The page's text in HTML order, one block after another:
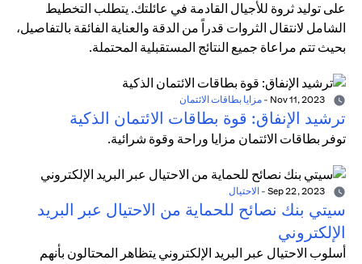
على توليد ثروة للأجيال القادمة في عائلتك. يتطلب التخطيط
الشامل لانتقال الثروات قدراً من الدقة والعناية الفائقة بالتفاصيل،
بحيث تتم مراعاة جميع النتائج المستقبلية المحتملة.
- مزايا بطاقات الائتمان
ترشيد الإنفاق: قوة بطاقات الائتمان الذكية
توفر بطاقات الائتمان مزايا وراحة وقوة شرائية.
- الاحتيال
سيتي بنك نصائح للحماية من الاحتيال عبر البريد
الإلكتروني
أسلوب الاحتيال عبر البريد الإلكتروني يتظاهر المحتالون بأنهم